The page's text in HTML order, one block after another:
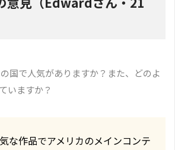
国で人気がありますか？また、どのよ
いますか？
な作品でアメリカのメインコンテ